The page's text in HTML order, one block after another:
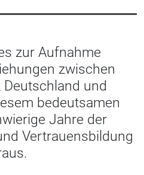
zur Aufnahme
zwischen
und
bedeutsamen
Jahre der
Vertrauensbildung